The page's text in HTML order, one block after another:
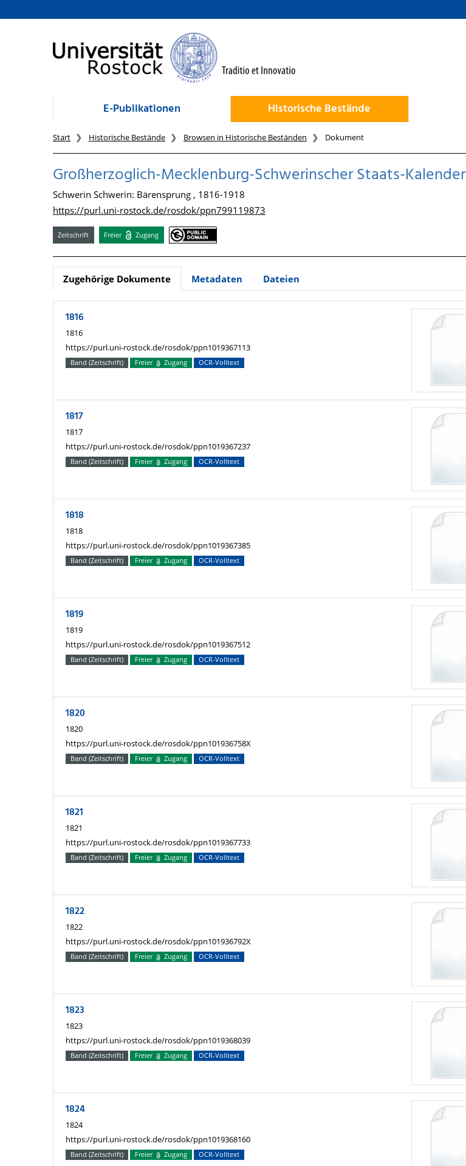
zum Inhalt
E-Publikationen Historische Bestände
Start Historische Bestände Browsen in Historische Beständen Dokument
Großherzoglich-Mecklenburg-Schwerinscher Staats-Kalender
Schwerin Schwerin: Bärensprung , 1816-1918
https://purl.uni-rostock.de/rosdok/ppn799119873
Zeitschrift Freier Zugang
Zugehörige Dokumente Metadaten Dateien
1816
1816
https://purl.uni-rostock.de/rosdok/ppn1019367113
Band (Zeitschrift) Freier Zugang OCR-Volltext
1817
1817
https://purl.uni-rostock.de/rosdok/ppn1019367237
Band (Zeitschrift) Freier Zugang OCR-Volltext
1818
1818
https://purl.uni-rostock.de/rosdok/ppn1019367385
Band (Zeitschrift) Freier Zugang OCR-Volltext
1819
1819
https://purl.uni-rostock.de/rosdok/ppn1019367512
Band (Zeitschrift) Freier Zugang OCR-Volltext
1820
1820
https://purl.uni-rostock.de/rosdok/ppn101936758X
Band (Zeitschrift) Freier Zugang OCR-Volltext
1821
1821
https://purl.uni-rostock.de/rosdok/ppn1019367733
Band (Zeitschrift) Freier Zugang OCR-Volltext
1822
1822
https://purl.uni-rostock.de/rosdok/ppn101936792X
Band (Zeitschrift) Freier Zugang OCR-Volltext
1823
1823
https://purl.uni-rostock.de/rosdok/ppn1019368039
Band (Zeitschrift) Freier Zugang OCR-Volltext
1824
1824
https://purl.uni-rostock.de/rosdok/ppn1019368160
Band (Zeitschrift) Freier Zugang OCR-Volltext